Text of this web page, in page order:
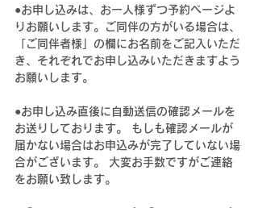
●お申し込みは、お一人様ずつ予約ページよ
りお願いします。ご同伴の方がいる場合は、
「ご同伴者様」の欄にお名前をご記入いただ
き、それぞれでお申し込みいただきますよう
お願いします。
●お申し込み直後に自動送信の確認メールを
お送りしております。 もしも確認メールが
届かない場合はお申込みが完了していない場
合がございます。 大変お手数ですがご連絡
をお願い致します。